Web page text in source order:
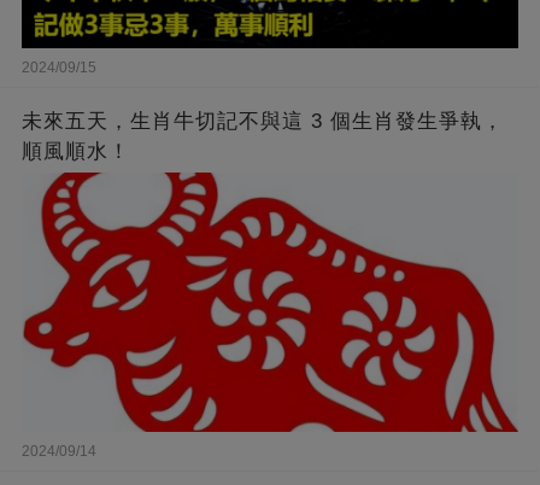
2024/09/15
未來五天，生肖牛切記不與這 3 個生肖發生爭執，
順風順水！
2024/09/14